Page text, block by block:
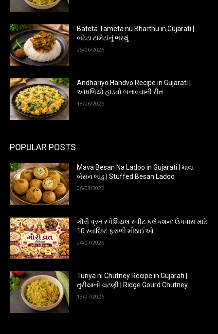
Bateta Tameta nu Bharthu in Gujarati |
બટેટા ટામેટાંનું ભરથું
25/06/2026
Andhariyo Handvo Recipe in Gujarati |
આંધળિયો હાંડવો બનાવવાની રીત
18/06/2026
POPULAR POSTS
Mava Besan Na Ladoo in Gujarati | માવા
બેસન લાડુ | Stuffed Besan Ladoo
06/08/2026
ગૌરી વ્રત સ્પેશિયલ સ્વીટ કલેક્શન: ઉપવાસ માટે
10 સ્વાદિષ્ટ ફરાળી મીઠાઈઓ
24/07/2026
Turiya ni Chutney Recipe in Gujarati |
તુરીયાની ચટણી | Ridge Gourd Chutney
13/07/2026